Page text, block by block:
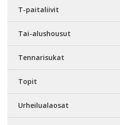
T-paitaliivit
Tai-alushousut
Tennarisukat
Topit
Urheilualaosat